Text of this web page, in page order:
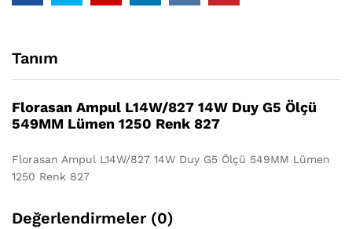
Tanım
Florasan Ampul L14W/827 14W Duy G5 Ölçü
549MM Lümen 1250 Renk 827
Florasan Ampul L14W/827 14W Duy G5 Ölçü 549MM Lümen
1250 Renk 827
Değerlendirmeler (0)